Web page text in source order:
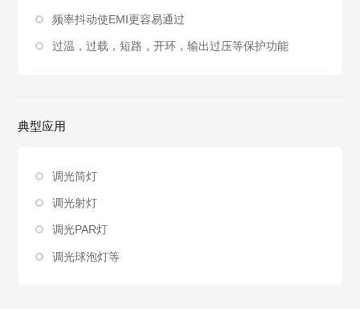
频率抖动使EMI更容易通过
过温，过载，短路，开环，输出过压等保护功能
典型应用
调光筒灯
调光射灯
调光PAR灯
调光球泡灯等